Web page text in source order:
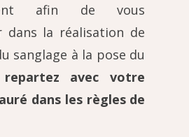
afin de vous
dans la réalisation de
sanglage à la pose du
repartez avec votre
dans les règles de